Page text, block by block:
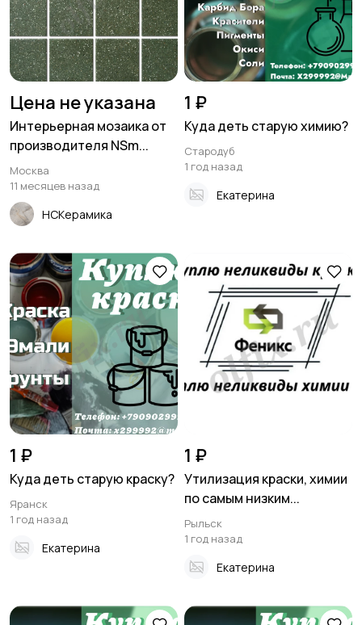
Цена не указана
Интерьерная мозаика от
производителя NSm...
Москва
11 месяцев назад
НСКерамика
1 ₽
Куда деть старую химию?
Стародуб
1 год назад
Екатерина
1 ₽
Куда деть старую краску?
Яранск
1 год назад
Екатерина
1 ₽
Утилизация краски, химии
по самым низким...
Рыльск
1 год назад
Екатерина